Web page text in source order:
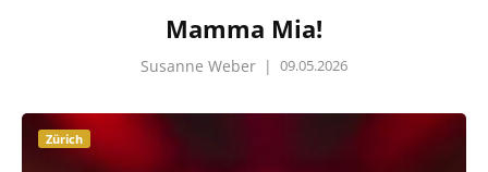
Mamma Mia!
Susanne Weber | 09.05.2026
Zürich